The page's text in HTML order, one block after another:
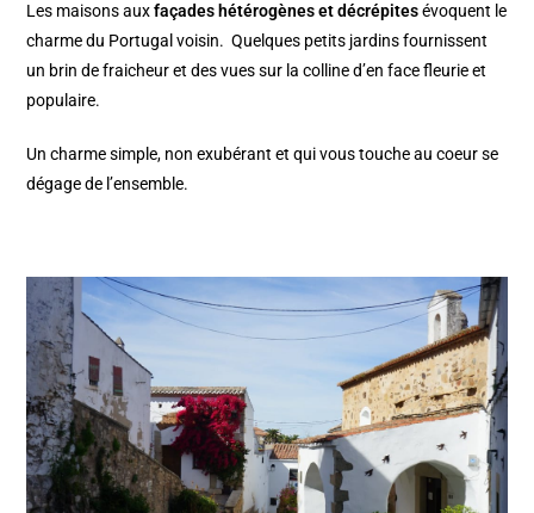
Les maisons auxfaçades hétérogènes et décrépitesévoquent le
charme du Portugal voisin. Quelques petits jardins fournissent
un brin de fraicheur et des vues sur la colline d’en face fleurie et
populaire.
Un charme simple, non exubérant et qui vous touche au coeur se
dégage de l’ensemble.